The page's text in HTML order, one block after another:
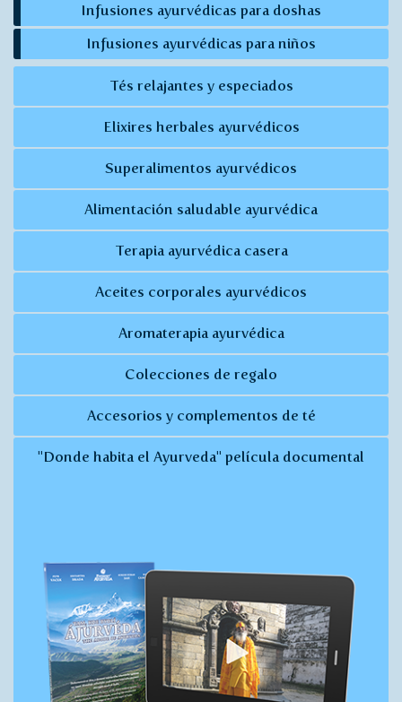
Infusiones ayurvédicas para doshas
Infusiones ayurvédicas para niños
Tés relajantes y especiados
Elixires herbales ayurvédicos
Superalimentos ayurvédicos
Alimentación saludable ayurvédica
Terapia ayurvédica casera
Aceites corporales ayurvédicos
Aromaterapia ayurvédica
Colecciones de regalo
Accesorios y complementos de té
"Donde habita el Ayurveda" película documental